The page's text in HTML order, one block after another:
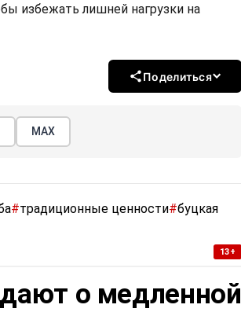
избежать лишней нагрузки на
Поделиться
МАХ
#традиционные ценности#буцкая
13+
о медленной